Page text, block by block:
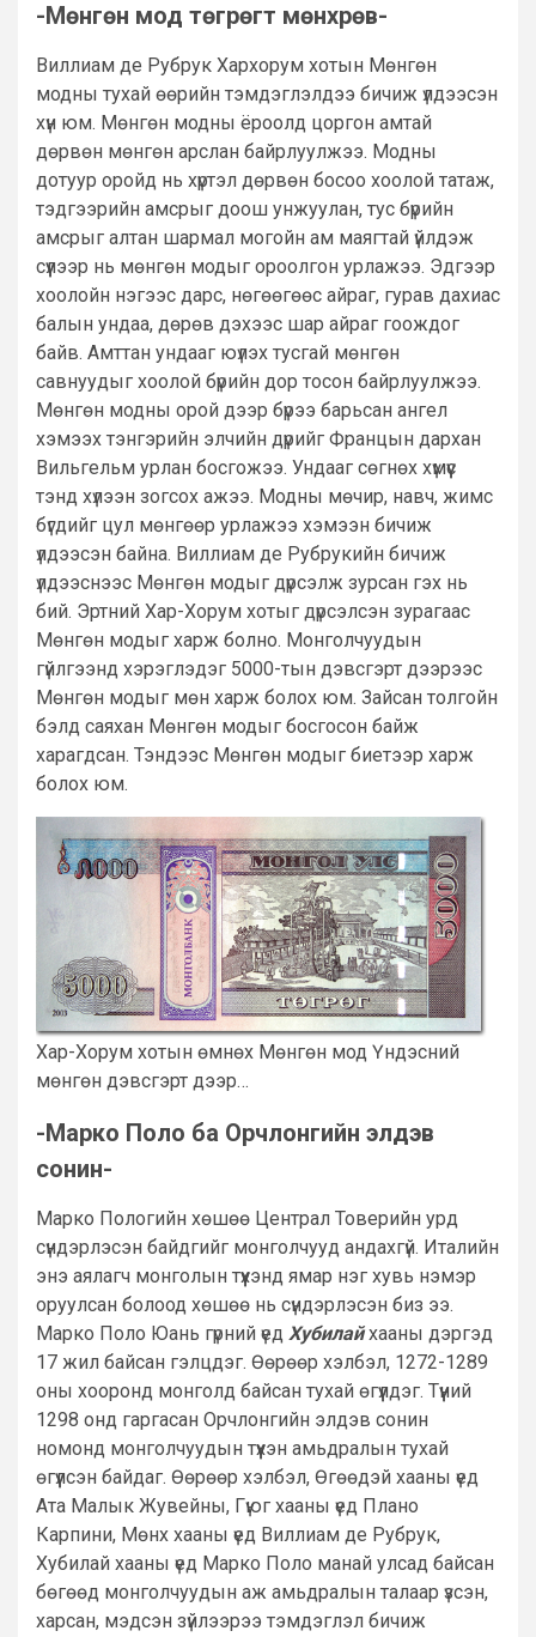
-Мөнгөн мод төгрөгт мөнхрөв-
Виллиам де Рубрук Хархорум хотын Мөнгөн
модны тухай өөрийн тэмдэглэлдээ бичиж үлдээсэн
хүн юм. Мөнгөн модны ёроолд цоргон амтай
дөрвөн мөнгөн арслан байрлуулжээ. Модны
дотуур оройд нь хүртэл дөрвөн босоо хоолой татаж,
тэдгээрийн амсрыг доош унжуулан, тус бүрийн
амсрыг алтан шармал могойн ам маягтай үйлдэж
сүүлээр нь мөнгөн модыг ороолгон урлажээ. Эдгээр
хоолойн нэгээс дарс, нөгөөгөөс айраг, гурав дахиас
балын ундаа, дөрөв дэхээс шар айраг гоождог
байв. Амттан ундааг юүлэх тусгай мөнгөн
савнуудыг хоолой бүрийн дор тосон байрлуулжээ.
Мөнгөн модны орой дээр бүрээ барьсан ангел
хэмээх тэнгэрийн элчийн дүрийг Францын дархан
Вильгельм урлан босгожээ. Ундааг сөгнөх хүмүүс
тэнд хүлээн зогсох ажээ. Модны мөчир, навч, жимс
бүгдийг цул мөнгөөр урлажээ хэмээн бичиж
үлдээсэн байна. Виллиам де Рубрукийн бичиж
үлдээснээс Мөнгөн модыг дүрсэлж зурсан гэх нь
бий. Эртний Хар-Хорум хотыг дүрсэлсэн зурагаас
Мөнгөн модыг харж болно. Монголчуудын
гүйлгээнд хэрэглэдэг 5000-тын дэвсгэрт дээрээс
Мөнгөн модыг мөн харж болох юм. Зайсан толгойн
бэлд саяхан Мөнгөн модыг босгосон байж
харагдсан. Тэндээс Мөнгөн модыг биетээр харж
болох юм.
Хар-Хорум хотын өмнөх Мөнгөн мод Үндэсний
мөнгөн дэвсгэрт дээр…
-Марко Поло ба Орчлонгийн элдэв
сонин-
Марко Пологийн хөшөө Централ Товерийн урд
сүндэрлэсэн байдгийг монголчууд андахгүй. Италийн
энэ аялагч монголын түүхэнд ямар нэг хувь нэмэр
оруулсан болоод хөшөө нь сүндэрлэсэн биз ээ.
Марко Поло Юань гүрний үед Хубилайхааны дэргэд
17 жил байсан гэлцдэг. Өөрөөр хэлбэл, 1272-1289
оны хооронд монголд байсан тухай өгүүлдэг. Түүний
1298 онд гаргасан Орчлонгийн элдэв сонин
номонд монголчуудын түүхэн амьдралын тухай
өгүүлсэн байдаг. Өөрөөр хэлбэл, Өгөөдэй хааны үед
Ата Малык Жувейны, Гүюг хааны үед Плано
Карпини, Мөнх хааны үед Виллиам де Рубрук,
Хубилай хааны үед Марко Поло манай улсад байсан
бөгөөд монголчуудын аж амьдралын талаар үзсэн,
харсан, мэдсэн зүйлээрээ тэмдэглэл бичиж